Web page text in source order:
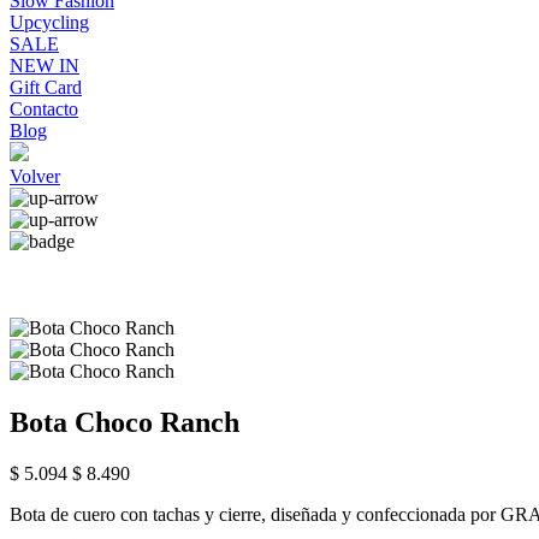
Upcycling
SALE
NEW IN
Gift Card
Contacto
Blog
Volver
Bota Choco Ranch
$ 5.094 $ 8.490
Bota de cuero con tachas y cierre, diseñada y confeccionada por